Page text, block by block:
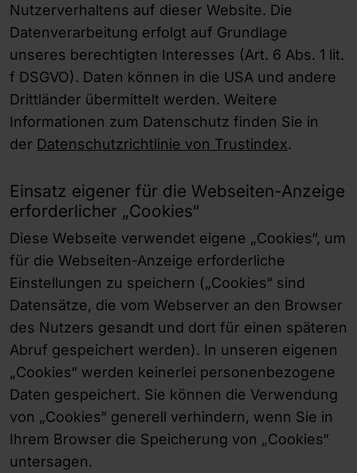
Nutzerverhaltens auf dieser Website. Die
Datenverarbeitung erfolgt auf Grundlage
unseres berechtigten Interesses (Art. 6 Abs. 1 lit.
f DSGVO). Daten können in die USA und andere
Drittländer übermittelt werden. Weitere
Informationen zum Datenschutz finden Sie in
der Datenschutzrichtlinie von Trustindex.
Einsatz eigener für die Webseiten-Anzeige
erforderlicher „Cookies“
Diese Webseite verwendet eigene „Cookies“, um
für die Webseiten-Anzeige erforderliche
Einstellungen zu speichern („Cookies“ sind
Datensätze, die vom Webserver an den Browser
des Nutzers gesandt und dort für einen späteren
Abruf gespeichert werden). In unseren eigenen
„Cookies“ werden keinerlei personenbezogene
Daten gespeichert. Sie können die Verwendung
von „Cookies“ generell verhindern, wenn Sie in
Ihrem Browser die Speicherung von „Cookies“
untersagen.